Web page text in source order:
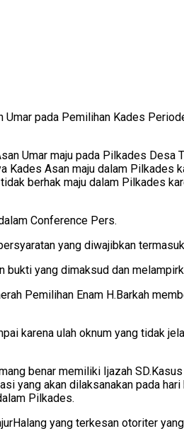
pada Pemilihan Kades
Umar maju pada Pilkades Desa
Asan maju dalam Pilkades
berhak maju dalam Pilkades
Conference Pers.
yang diwajibkan
yang dimaksud dan
Pemilihan Enam H.Barkah
karena ulah oknum yang tidak
benar memiliki Ijazah SD.
yang akan dilaksanakan pada
Pilkades.
yang terkesan otoriter